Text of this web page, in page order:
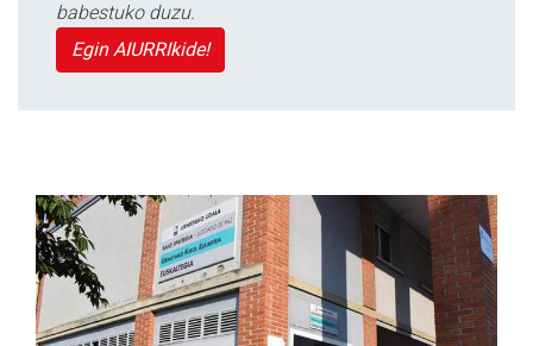
babestuko duzu.
Egin AIURRIkide!